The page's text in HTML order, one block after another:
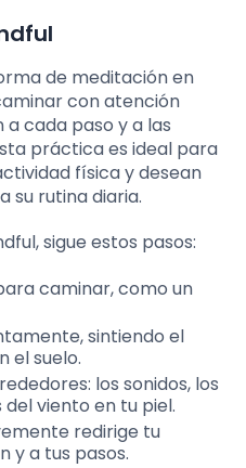
de meditación en
con atención
cada paso y a las
práctica es ideal para
física y desean
su rutina diaria.
sigue estos pasos:
caminar, como un
sintiendo el
el suelo.
los sonidos, los
viento en tu piel.
redirige tu
y a tus pasos.